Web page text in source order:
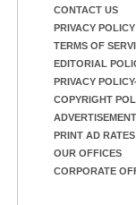
CONTACT US
PRIVACY POLICY
TERMS OF
EDITORIAL
PRIVACY
COPYRIGHT
PRINT AD RATES
OUR OFFICES
CORPORATE